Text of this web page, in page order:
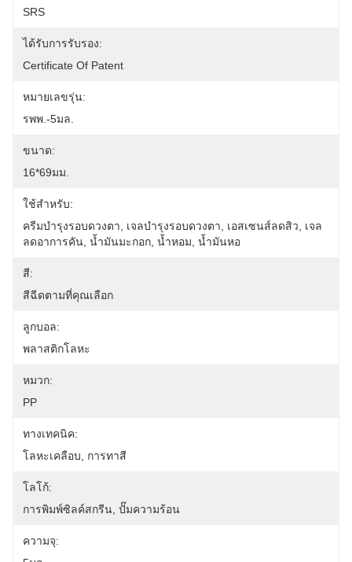
SRS
ได้รับการรับรอง:
Certificate Of Patent
หมายเลขรุ่น:
รพพ.-5มล.
ขนาด:
16*69มม.
ใช้สําหรับ:
ครีมบำรุงรอบดวงตา, ​​เจลบำรุงรอบดวงตา, ​​เอสเซนส์ลดสิว, เจล
ลดอาการคัน, น้ำมันมะกอก, น้ำหอม, น้ำมันหอ
สี:
สีฉีดตามที่คุณเลือก
ลูกบอล:
พลาสติกโลหะ
หมวก:
PP
ทางเทคนิค:
โลหะเคลือบ, การทาสี
โลโก้:
การพิมพ์ซิลค์สกรีน, ปั๊มความร้อน
ความจุ: